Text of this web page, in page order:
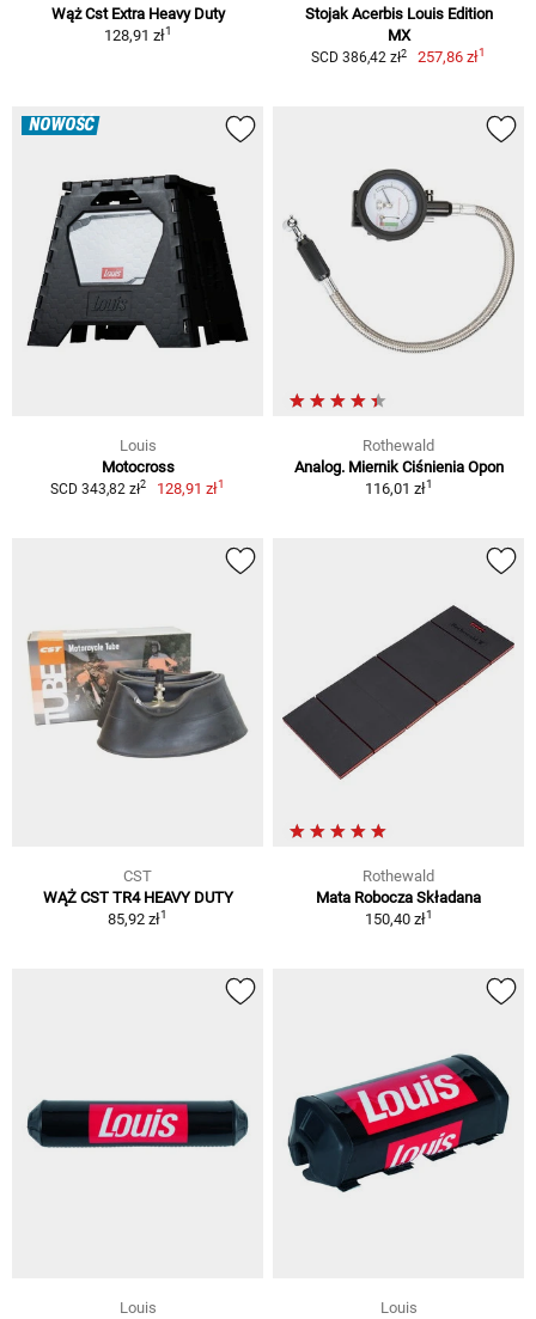
Wąż Cst Extra Heavy Duty
128,91 zł1
Stojak Acerbis Louis Edition
MX
SCD 386,42 zł2 257,86 zł1
NOWOŚĆ
Louis
Motocross
SCD 343,82 zł2 128,91 zł1
Rothewald
Analog. Miernik Ciśnienia Opon
116,01 zł1
CST
WĄŻ CST TR4 HEAVY DUTY
85,92 zł1
Rothewald
Mata Robocza Składana
150,40 zł1
Louis
Louis